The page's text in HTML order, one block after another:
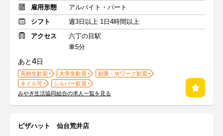
雇用形態
アルバイト・パート
シフト
週3日以上 1日4時間以上
アクセス
六丁の目駅
車5分
あと4日
高校生歓迎 大学生歓迎
副業・Ｗワーク歓迎
ネイル可
シルバー歓迎
みやぎ生活協同組合の求人一覧を見る
ピザハット 仙台荒井店